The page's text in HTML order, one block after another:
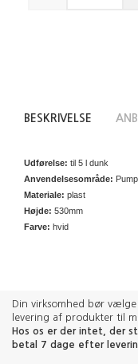
BESKRIVELSE
Udførelse: til 5 l dunk
Anvendelsesområde:
Materiale: plast
Højde: 530mm
Farve: hvid
Din virksomhed bør
levering af produkter til
Hos os er der intet, der
betal 7 dage efter